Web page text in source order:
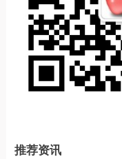
推荐资讯